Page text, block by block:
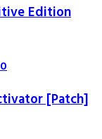
Edition
0
[Patch]